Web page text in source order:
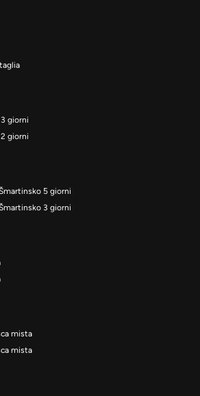
giorni
giorni
5 giorni
3 giorni
mista
mista